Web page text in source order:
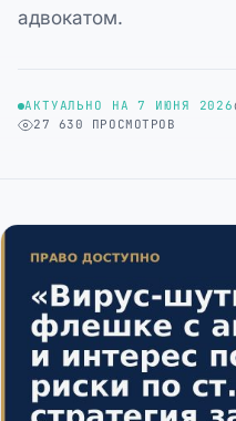
адвокатом.
АКТУАЛЬНО НА 7 ИЮНЯ 2026
27 630 ПРОСМОТРОВ